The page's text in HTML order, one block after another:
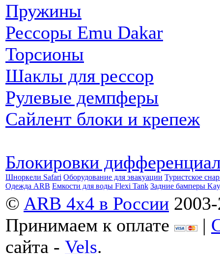
Пружины
Рессоры Emu Dakar
Торсионы
Шаклы для рессор
Рулевые демпферы
Сайлент блоки и крепеж
Блокировки
Шноркели Safari Оборудование для эвакуации Туристское
Одежда ARB Емкости для воды Flexi Tank Задние бамперы
© ARB 4x4 в России
Принимаем к оплате
|
сайта - Vels.